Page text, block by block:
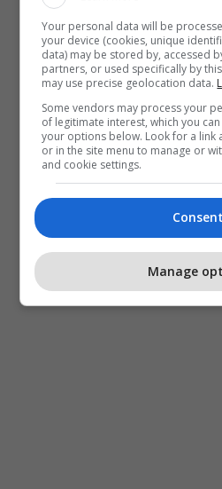
Policia Ne Gjilan Arrestim
Your personal data will be
your device (cookies, unique
data) may be stored by, accessed
partners, or used specifically by
may use precise geolocation data.
Some vendors may process your
of legitimate interest, which you
your options below. Look for a link
or in the site menu to manage or
and cookie settings.
Consent
Manage